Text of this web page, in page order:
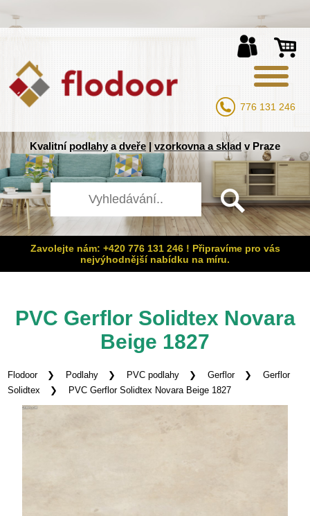
776 131 246
Kvalitní podlahyadveře| vzorkovna a sklad v Praze
Zavolejte nám: +420 776 131 246 ! Připravíme pro vás
nejvýhodnější nabídku na míru.
PVC Gerflor Solidtex Novara
Beige 1827
Flodoor Podlahy PVC podlahy Gerflor
Gerflor
Solidtex
PVC Gerflor Solidtex Novara Beige 1827